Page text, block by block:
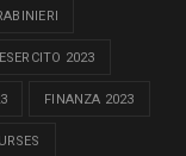
2023
FINANZA 2023